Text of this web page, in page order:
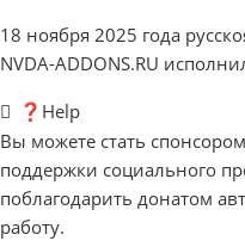
18 ноября 2025 года
NVDA-ADDONS.RU
❓Help
Вы можете стать
поддержки социального
поблагодарить донатом
работу.